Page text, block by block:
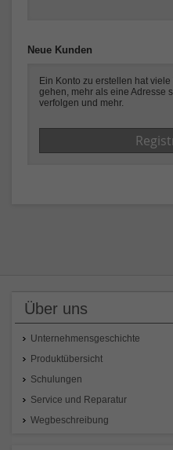
Neue Kunden
Ein Konto zu erstellen hat
gehen, mehr als eine Adresse
verfolgen und mehr.
Über uns
Unternehmensgeschichte
Produktübersicht
Schulungen
Service und Reparatur
Wegbeschreibung